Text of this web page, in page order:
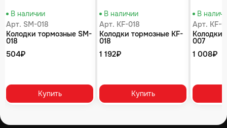
В наличии
Арт. SM-018
Колодки тормозные SM-
018
504₽
Купить
В наличии
Арт. KF-018
Колодки тормозные KF-
018
1 192₽
Купить
В
Арт. KF-
Колодки
007
1 008₽